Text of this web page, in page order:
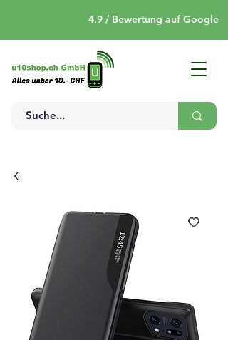
4.9 / Bewertung auf Google